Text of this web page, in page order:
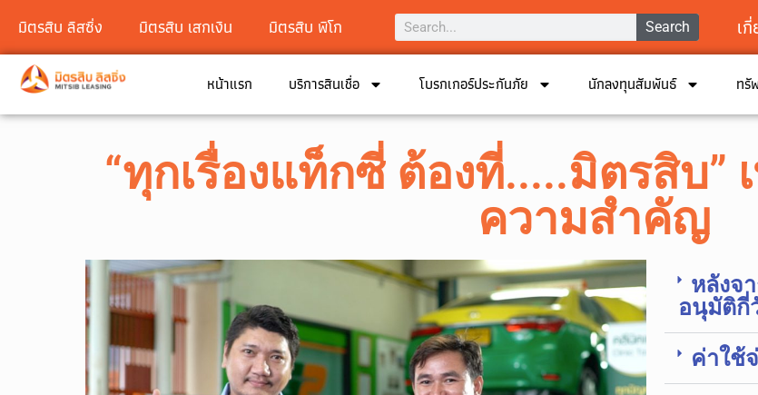
มิตรสิบ ลิสซิ่ง มิตรสิบ เสกเงิน มิตรสิบ พิโก Search เ
หน้าแรก บริการสินเชื่อ โบรกเกอร์ประกันภัย นักลงทุนสัมพันธ์ ทรั
“ทุกเรื่องแท็กซี่ ต้องที่.....มิตรสิบ”
ความสำคัญ
หลังจ
อนุมัติกี่
ค่าใช้